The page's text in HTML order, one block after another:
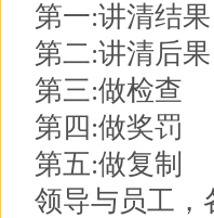
第一:讲清结果
第二:讲清后果
第三:做检查
第四:做奖罚
第五:做复制
领导与员工，